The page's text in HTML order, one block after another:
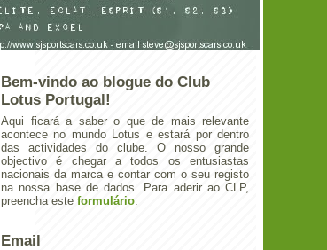
Bem-vindo ao blogue do Club
Lotus Portugal!
Aqui ficará a saber o que de mais relevante
acontece no mundo Lotus e estará por dentro
das actividades do clube. O nosso grande
objectivo é chegar a todos os entusiastas
nacionais da marca e contar com o seu registo
na nossa base de dados. Para aderir ao CLP,
preencha este formulário.
Email